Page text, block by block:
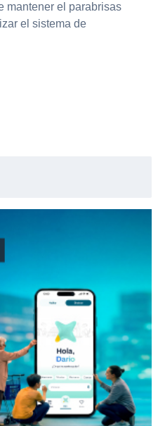
mantener el parabrisas
el sistema de